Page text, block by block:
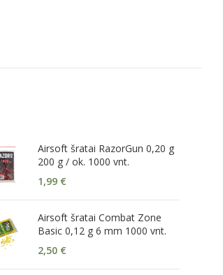
Airsoft šratai RazorGun 0,20 g
200 g / ok. 1000 vnt.
1,99 €
Airsoft šratai Combat Zone
Basic 0,12 g 6 mm 1000 vnt.
2,50 €